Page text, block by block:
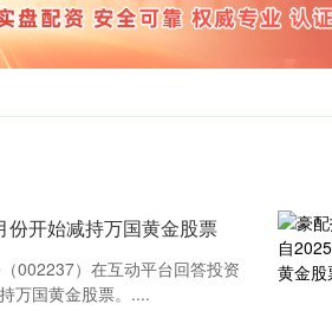
开始减持万国黄金股票
002237）在互动平台回答投资
万国黄金股票。....